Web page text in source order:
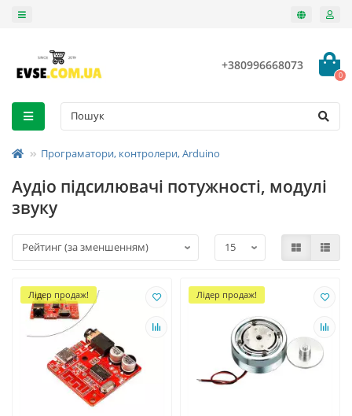
+380996668073
0
Програматори, контролери, Arduino
Аудіо підсилювачі потужності, модулі
звуку
Лідер продаж! Лідер продаж!